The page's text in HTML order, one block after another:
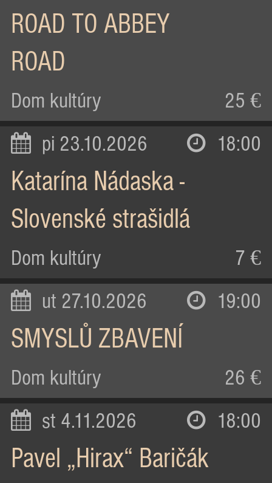
ROAD TO ABBEY
ROAD
Dom kultúry 25 €
pi 23.10.2026 18:00
Katarína Nádaska -
Slovenské strašidlá
Dom kultúry 7 €
ut 27.10.2026 19:00
SMYSLŮ ZBAVENÍ
Dom kultúry 26 €
st 4.11.2026 18:00
Pavel „Hirax“ Baričák